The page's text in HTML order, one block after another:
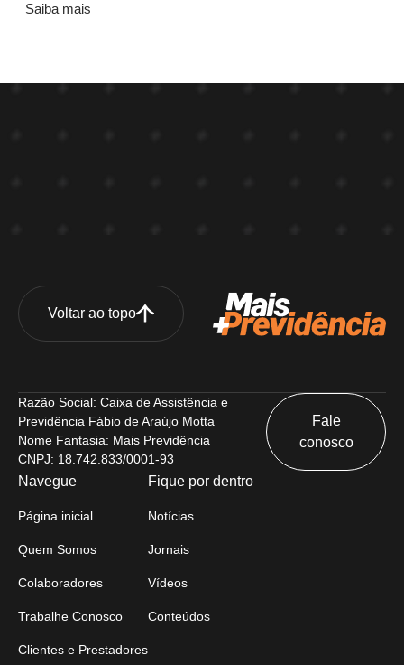
Saiba mais
Voltar ao topo
Razão Social: Caixa de Assistência e
Previdência Fábio de Araújo Motta
Nome Fantasia: Mais Previdência
CNPJ: 18.742.833/0001-93
Fale
conosco
Navegue
Página inicial
Quem Somos
Colaboradores
Trabalhe Conosco
Clientes e Prestadores
Fique por dentro
Notícias
Jornais
Vídeos
Conteúdos